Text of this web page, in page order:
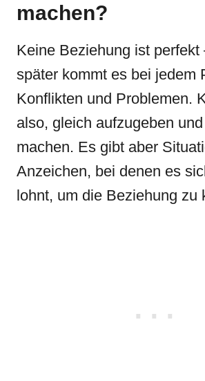
machen?
Keine Beziehung ist perfekt
später kommt es bei jedem
Konflikten und Problemen.
also, gleich aufzugeben
machen. Es gibt aber
Anzeichen, bei denen es
lohnt, um die Beziehung zu